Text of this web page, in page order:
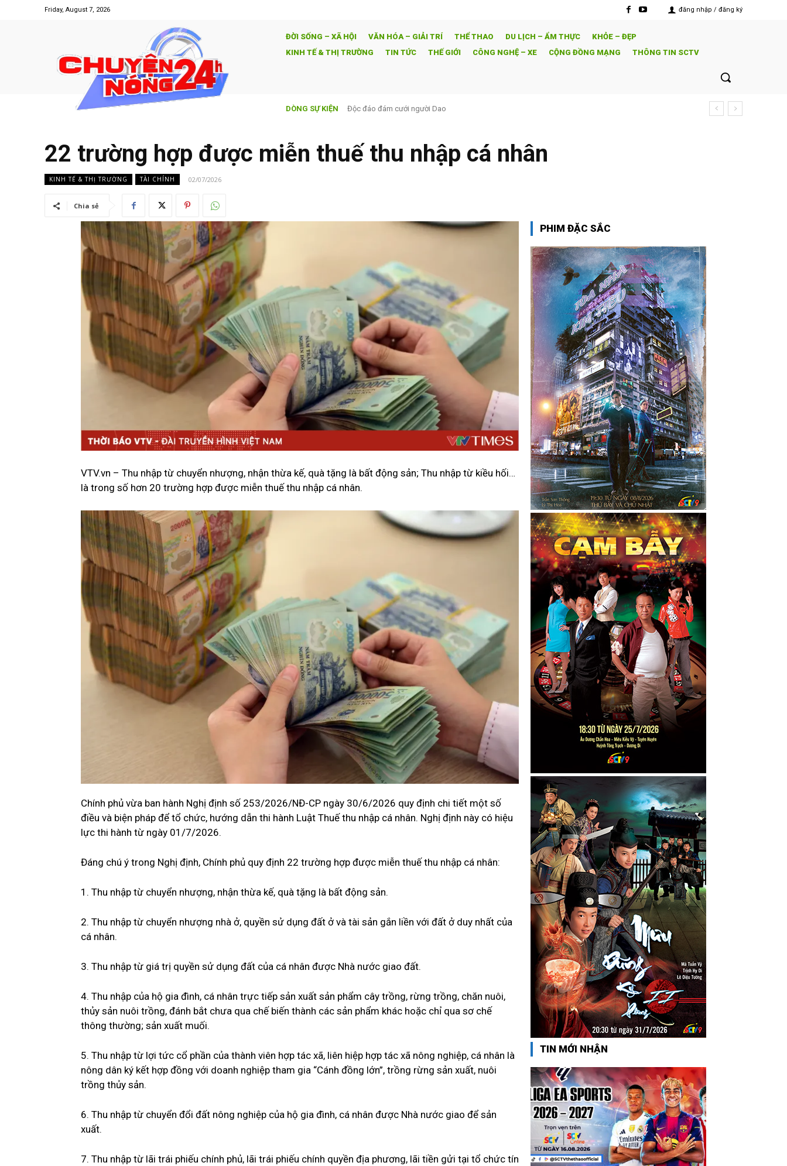
Friday, August 7, 2026 đăng nhập / đăng ký
ĐỜI SỐNG – XÃ HỘI VĂN HÓA – GIẢI TRÍ THỂ THAO DU LỊCH – ẨM THỰC
KHỎE – ĐẸP
KINH TẾ & THỊ TRƯỜNG
TIN TỨC THẾ GIỚI CÔNG NGHỆ – XE CỘNG ĐỒNG MẠNG THÔNG TIN SCTV
DÒNG SỰ KIỆNĐộc đáo đám cưới người Dao
Ván cờ hôn nhân – SCTV9 độc quyền và đồng thời với TVB
22 trường hợp được miễn thuế thu nhập cá nhân
KINH TẾ & THỊ TRƯỜNG TÀI CHÍNH 02/07/2026
Chia sẻ
VTV.vn – Thu nhập từ chuyển nhượng, nhận thừa kế, quà tặng là bất động sản; Thu nhập từ kiều hối…
là trong số hơn 20 trường hợp được miễn thuế thu nhập cá nhân.
Chính phủ vừa ban hành Nghị định số 253/2026/NĐ-CP ngày 30/6/2026 quy định chi tiết một số
điều và biện pháp để tổ chức, hướng dẫn thi hành Luật Thuế thu nhập cá nhân. Nghị định này có hiệu
lực thi hành từ ngày 01/7/2026.
Đáng chú ý trong Nghị định, Chính phủ quy định 22 trường hợp được miễn thuế thu nhập cá nhân:
1. Thu nhập từ chuyển nhượng, nhận thừa kế, quà tặng là bất động sản.
2. Thu nhập từ chuyển nhượng nhà ở, quyền sử dụng đất ở và tài sản gắn liền với đất ở duy nhất của
cá nhân.
3. Thu nhập từ giá trị quyền sử dụng đất của cá nhân được Nhà nước giao đất.
4. Thu nhập của hộ gia đình, cá nhân trực tiếp sản xuất sản phẩm cây trồng, rừng trồng, chăn nuôi,
thủy sản nuôi trồng, đánh bắt chưa qua chế biến thành các sản phẩm khác hoặc chỉ qua sơ chế
thông thường; sản xuất muối.
5. Thu nhập từ lợi tức cổ phần của thành viên hợp tác xã, liên hiệp hợp tác xã nông nghiệp, cá nhân là
nông dân ký kết hợp đồng với doanh nghiệp tham gia “Cánh đồng lớn”, trồng rừng sản xuất, nuôi
trồng thủy sản.
6. Thu nhập từ chuyển đổi đất nông nghiệp của hộ gia đình, cá nhân được Nhà nước giao để sản
xuất.
7. Thu nhập từ lãi trái phiếu chính phủ, lãi trái phiếu chính quyền địa phương, lãi tiền gửi tại tổ chức tín
PHIM ĐẶC SẮC
TIN MỚI NHẬN